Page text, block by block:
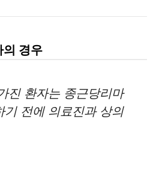
의 경우
진 환자는 종근당리마
기 전에 의료진과 상의